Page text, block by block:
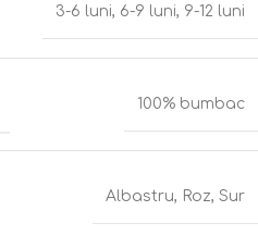
3-6 luni, 6-9 luni, 9-12 luni
100% bumbac
Albastru, Roz, Sur